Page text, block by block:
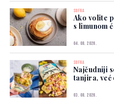
SOFRA
Ako volite
s limunom
04. 08. 2026.
SOFRA
Najčudniji
tanjira, već
03. 08. 2026.